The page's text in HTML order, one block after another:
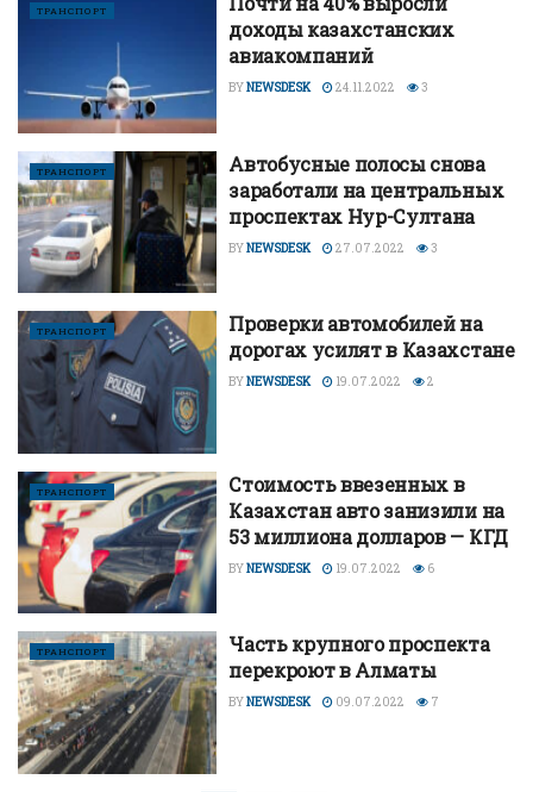
ТРАНСПОРТ
доходы казахстанских
авиакомпаний
BYNEWSDESK 24.11.2022 3
ТРАНСПОРТ
Автобусные полосы снова
заработали на центральных
проспектах Нур-Султана
BYNEWSDESK 27.07.2022 3
ТРАНСПОРТ
Проверки автомобилей на
дорогах усилят в Казахстане
BYNEWSDESK 19.07.2022 2
ТРАНСПОРТ
Стоимость ввезенных в
Казахстан авто занизили на
53 миллиона долларов — КГД
BYNEWSDESK 19.07.2022 6
ТРАНСПОРТ
Часть крупного проспекта
перекроют в Алматы
BYNEWSDESK 09.07.2022 7